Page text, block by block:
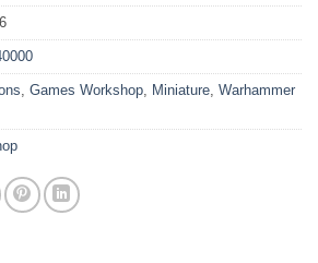
Games Workshop Miniature Warhammer